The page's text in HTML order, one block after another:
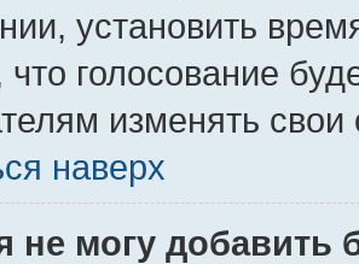
установить
что голосование
изменять свои
наверх
не могу добавить